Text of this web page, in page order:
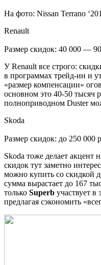
На фото: Nissan Terrano
Renault
Размер скидок: 40 000 —
У Renault все строго:
в программах трейд-ин и
«размер компенсации»
основном это 40-50 тысяч
полноприводном Duster
Skoda
Размер скидок: до 250 000
Skoda тоже делает
скидок тут заметно
можно купить со скидкой
сумма вырастает до 167
только Superb участвует
предлагая сэкономить